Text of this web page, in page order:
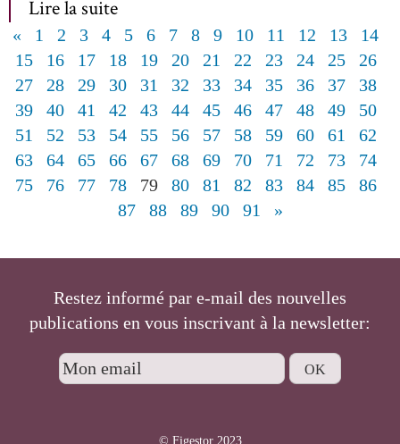
Lire la suite
« 1 2 3 4 5 6 7 8 9 10 11 12 13
14
15
16 17 18 19 20 21 22 23 24 25
26
27
28 29 30 31 32 33 34 35 36 37
38
39
40 41 42 43 44 45 46 47 48 49
50
51
52 53 54 55 56 57 58 59 60 61
62
63
64 65 66 67 68 69 70 71 72 73
74
75
76 77 78 79 80 81 82 83 84 85
86
87
88 89 90 91 »
Restez informé par e-mail des nouvelles
publications en vous inscrivant à la newsletter:
© Figestor 2023